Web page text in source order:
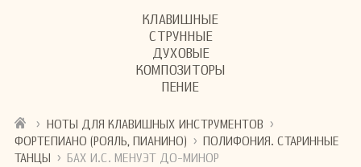
КЛАВИШНЫЕ
СТРУННЫЕ
ДУХОВЫЕ
КОМПОЗИТОРЫ
ПЕНИЕ
› НОТЫ ДЛЯ КЛАВИШНЫХ ИНСТРУМЕНТОВ ›
ФОРТЕПИАНО (РОЯЛЬ, ПИАНИНО) › ПОЛИФОНИЯ. СТАРИННЫЕ
ТАНЦЫ › БАХ И.С. МЕНУЭТ ДО-МИНОР